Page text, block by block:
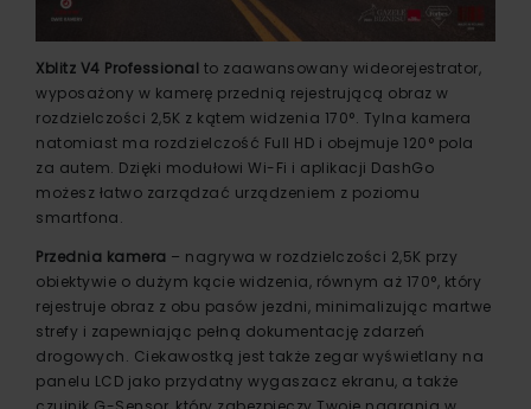
Xblitz V4 Professional to zaawansowany wideorejestrator,
wyposażony w kamerę przednią rejestrującą obraz w
rozdzielczości 2,5K z kątem widzenia 170°. Tylna kamera
natomiast ma rozdzielczość Full HD i obejmuje 120° pola
za autem. Dzięki modułowi Wi-Fi i aplikacji DashGo
możesz łatwo zarządzać urządzeniem z poziomu
smartfona.
Przednia kamera – nagrywa w rozdzielczości 2,5K przy
obiektywie o dużym kącie widzenia, równym aż 170°, który
rejestruje obraz z obu pasów jezdni, minimalizując martwe
strefy i zapewniając pełną dokumentację zdarzeń
drogowych. Ciekawostką jest także zegar wyświetlany na
panelu LCD jako przydatny wygaszacz ekranu, a także